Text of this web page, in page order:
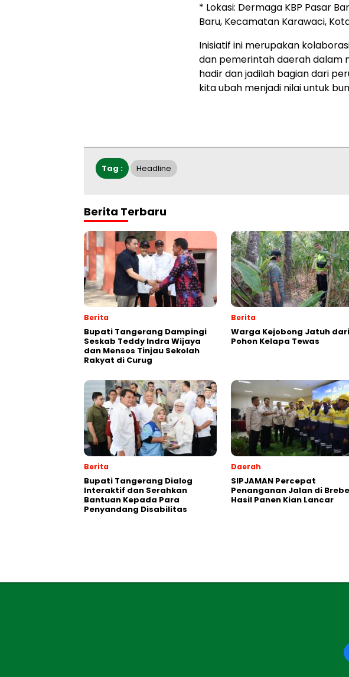
* Lokasi: Dermaga KBP Pasar
Baru, Kecamatan Karawaci,
Inisiatif ini merupakan
dan pemerintah daerah dalam
hadir dan jadilah bagian dari
kita ubah menjadi nilai untuk
Tag : Headline
Berita Terbaru
Berita
Bupati Tangerang Dampingi
Seskab Teddy Indra Wijaya
dan Mensos Tinjau Sekolah
Rakyat di Curug
Berita
Warga Kejobong Jatuh dari
Pohon Kelapa Tewas
Berita
Bupati Tangerang Dialog
Interaktif dan Serahkan
Bantuan Kepada Para
Penyandang Disabilitas
Daerah
SIPJAMAN Percepat
Penanganan Jalan di
Hasil Panen Kian Lancar